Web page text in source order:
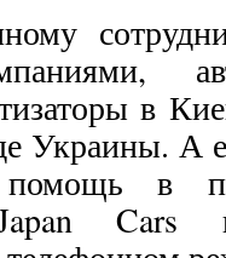
в
Украины. А
помощь в
Japan